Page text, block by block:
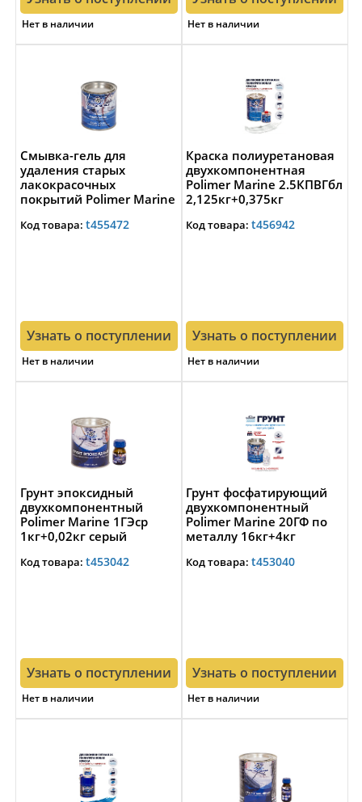
Нет в наличии Нет в наличии
Смывка-гель для
удаления старых
лакокрасочных
покрытий Polimer Marine
быстродействующая
Код товара: t455472
Узнать о поступлении
Нет в наличии
Краска полиуретановая
двухкомпонентная
Polimer Marine 2.5КПВГбл
2,125кг+0,375кг
Код товара: t456942
Узнать о поступлении
Нет в наличии
Грунт эпоксидный
двухкомпонентный
Polimer Marine 1ГЭср
1кг+0,02кг серый
Код товара: t453042
Узнать о поступлении
Нет в наличии
Грунт фосфатирующий
двухкомпонентный
Polimer Marine 20ГФ по
металлу 16кг+4кг
Код товара: t453040
Узнать о поступлении
Нет в наличии